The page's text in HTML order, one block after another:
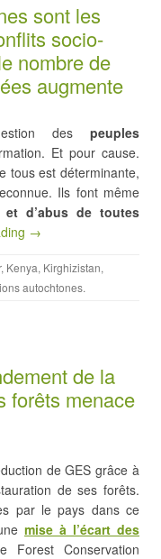
sont les
socio-
nombre de
augmente
des peuples
Et pour cause.
tous est déterminante,
Ils font même
et d’abus de toutes
→
, Kenya, Kirghizistan,
autochtones.
de la
forêts menace
de GES grâce à
de ses forêts.
par le pays dans ce
mise à l’écart des
Conservation